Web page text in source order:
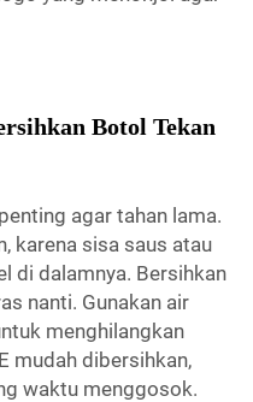
Botol Tekan
agar tahan lama.
karena sisa saus atau
di dalamnya. Bersihkan
nanti. Gunakan air
menghilangkan
mudah dibersihkan,
waktu menggosok.